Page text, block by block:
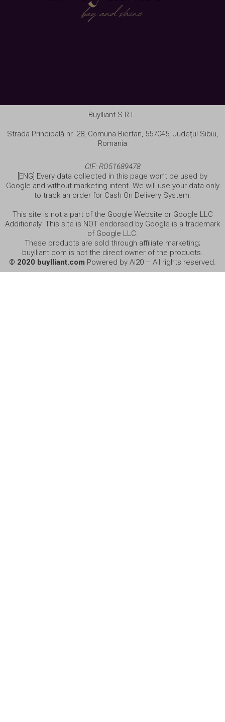
Buylliant S.R.L.
Strada Principală nr. 28, Comuna Biertan, 557045, Județul Sibiu,
Romania
CIF: RO51689478
[ENG] Every data collected in this page won’t be used by
Google and without marketing intent. We will use your data only
to track an order for Cash On Delivery System.
This site is not a part of the Google Website or Google LLC
Additionaly. This site is NOT endorsed by Google is a trademark
of Google LLC.
These products are sold through affiliate marketing;
buylliant.com is not the direct owner of the products.
© 2020 buylliant.com Powered by Ai20 – All rights reserved.